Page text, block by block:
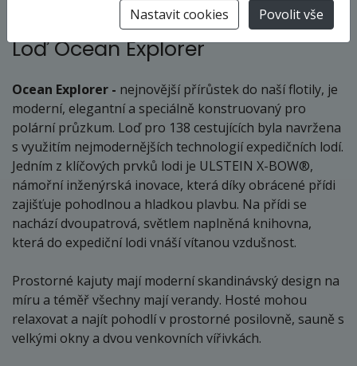
Loď Ocean Explorer
Ocean Explorer - nejnovější přírůstek do naší flotily, je
moderní, elegantní a speciálně konstruovaný pro
polární průzkum. Loď pro 138 cestujících byla navržena
s využitím nejmodernějších technologií expedičních lodí.
Jedním z klíčových prvků lodi je ULSTEIN X-BOW®,
námořní inženýrská inovace, která díky obrácené přídi
zajišťuje pohodlnou a hladkou plavbu. Na přídi se
nachází dvoupatrová, světlem naplněná knihovna,
která do expediční lodi vnáší vítanou vzdušnost.
Prostorné kajuty mají moderní skandinávský design na
míru a téměř všechny mají verandy. Hosté mohou
relaxovat a najít pohodlí v prostorné posilovně, sauně s
velkými okny a dvou venkovních vířivkách.
Nastavit cookies Povolit vše